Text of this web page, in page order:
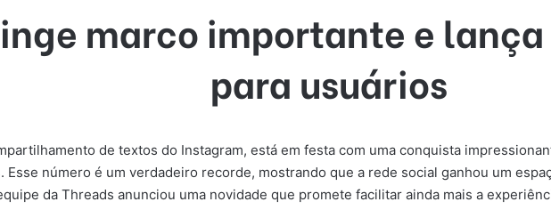
marco importante e
para usuários
de textos do Instagram, está em festa com uma conquista
Esse número é um verdadeiro recorde, mostrando que a rede social ganhou um
da Threads anunciou uma novidade que promete facilitar ainda mais a